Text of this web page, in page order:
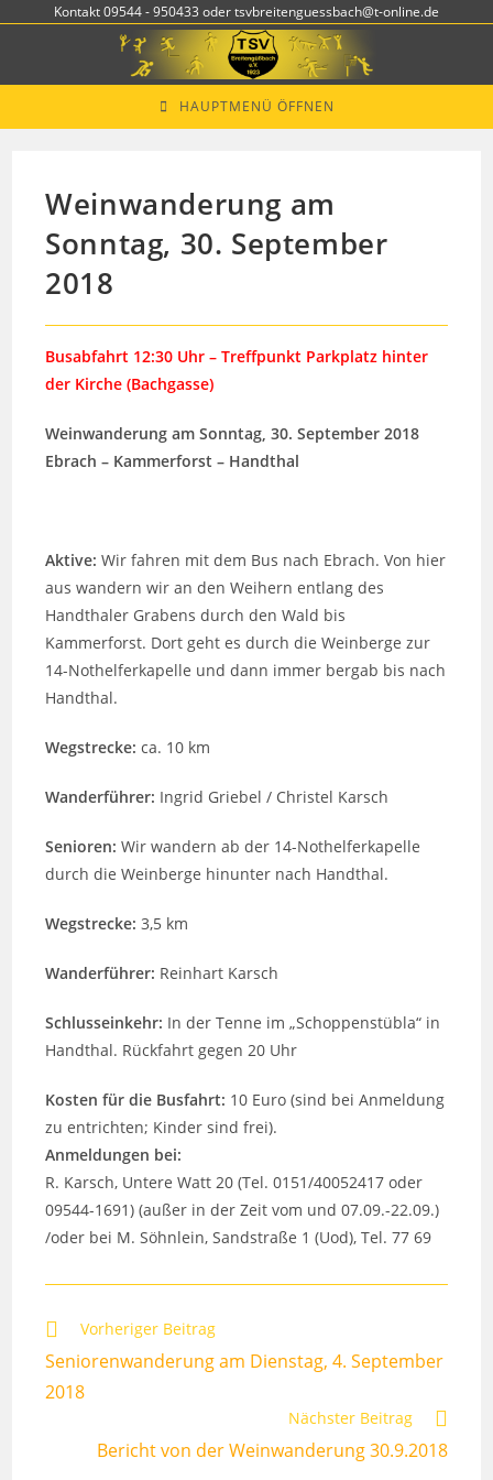
Kontakt 09544 - 950433 oder tsvbreitenguessbach@t-online.de
HAUPTMENÜ ÖFFNEN
Weinwanderung am
Sonntag, 30. September
2018
Busabfahrt 12:30 Uhr –Treffpunkt Parkplatz hinter
der Kirche (Bachgasse)
Weinwanderung am Sonntag, 30. September 2018
Ebrach – Kammerforst – Handthal
Aktive: Wir fahren mit dem Bus nach Ebrach. Von hier
aus wandern wir an den Weihern entlang des
Handthaler Grabens durch den Wald bis
Kammerforst. Dort geht es durch die Weinberge zur
14-Nothelferkapelle und dann immer bergab bis nach
Handthal.
Wegstrecke: ca. 10 km
Wanderführer: Ingrid Griebel / Christel Karsch
Senioren: Wir wandern ab der 14-Nothelferkapelle
durch die Weinberge hinunter nach Handthal.
Wegstrecke: 3,5 km
Wanderführer: Reinhart Karsch
Schlusseinkehr: In der Tenne im „Schoppenstübla“ in
Handthal. Rückfahrt gegen 20 Uhr
Kosten für die Busfahrt: 10 Euro (sind bei Anmeldung
zu entrichten; Kinder sind frei).
Anmeldungen bei:
R. Karsch, Untere Watt 20 (Tel. 0151/40052417 oder
09544-1691) (außer in der Zeit vom und 07.09.-22.09.)
/oder bei M. Söhnlein, Sandstraße 1 (Uod), Tel. 77 69
Weitere
ansehen
Vorheriger Beitrag
Seniorenwanderung am Dienstag, 4. September
2018
Nächster Beitrag
Bericht von der Weinwanderung 30.9.2018